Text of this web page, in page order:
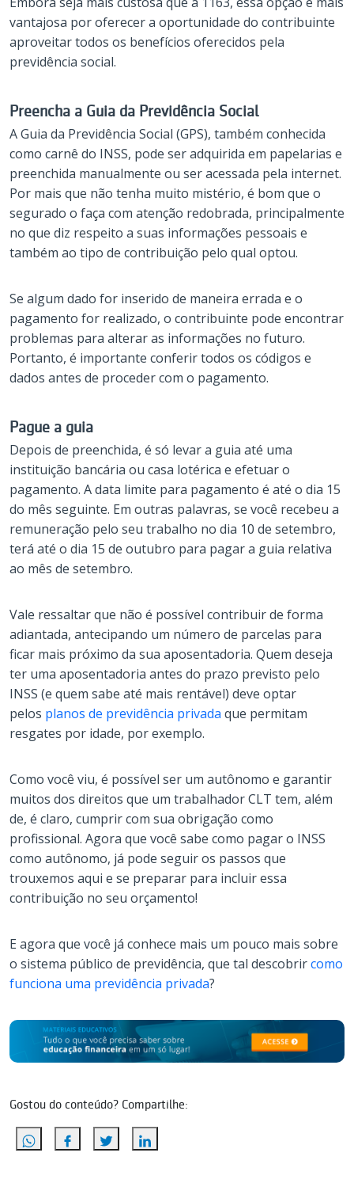
vantajosa por oferecer a oportunidade do contribuinte
aproveitar todos os benefícios oferecidos pela
previdência social.
Preencha a Guia da Previdência Social
A Guia da Previdência Social (GPS), também conhecida
como carnê do INSS, pode ser adquirida em papelarias e
preenchida manualmente ou ser acessada pela internet.
Por mais que não tenha muito mistério, é bom que o
segurado o faça com atenção redobrada, principalmente
no que diz respeito a suas informações pessoais e
também ao tipo de contribuição pelo qual optou.
Se algum dado for inserido de maneira errada e o
pagamento for realizado, o contribuinte pode encontrar
problemas para alterar as informações no futuro.
Portanto, é importante conferir todos os códigos e
dados antes de proceder com o pagamento.
Pague a guia
Depois de preenchida, é só levar a guia até uma
instituição bancária ou casa lotérica e efetuar o
pagamento. A data limite para pagamento é até o dia 15
do mês seguinte. Em outras palavras, se você recebeu a
remuneração pelo seu trabalho no dia 10 de setembro,
terá até o dia 15 de outubro para pagar a guia relativa
ao mês de setembro.
Vale ressaltar que não é possível contribuir de forma
adiantada, antecipando um número de parcelas para
ficar mais próximo da sua aposentadoria. Quem deseja
ter uma aposentadoria antes do prazo previsto pelo
INSS (e quem sabe até mais rentável) deve optar
pelos planos de previdência privada que permitam
resgates por idade, por exemplo.
Como você viu, é possível ser um autônomo e garantir
muitos dos direitos que um trabalhador CLT tem, além
de, é claro, cumprir com sua obrigação como
profissional. Agora que você sabe como pagar o INSS
como autônomo, já pode seguir os passos que
trouxemos aqui e se preparar para incluir essa
contribuição no seu orçamento!
E agora que você já conhece mais um pouco mais sobre
o sistema público de previdência, que tal descobrircomo
funciona uma previdência privada?
Gostou do conteúdo? Compartilhe: